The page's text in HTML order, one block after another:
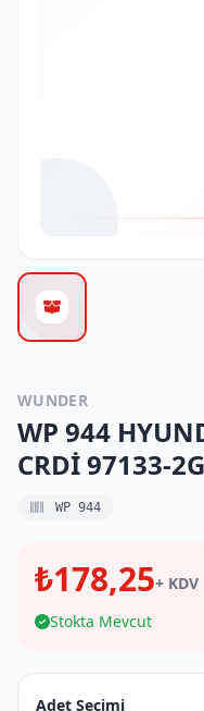
WUNDER
WP 944
CRDİ 97133-
WP 944
₺178,25+ KDV
Stokta Mevcut
Adet Seçimi